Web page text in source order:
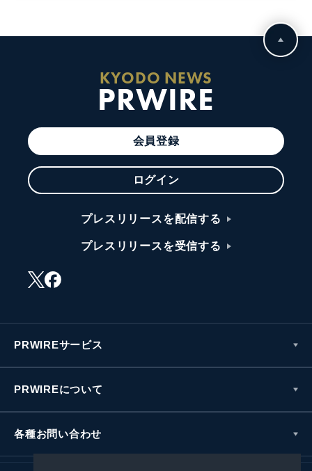
KYODO NEWS
PRWIRE
会員登録
ログイン
プレスリリースを配信する
プレスリリースを受信する
PRWIREサービス
PRWIREについて
各種お問い合わせ